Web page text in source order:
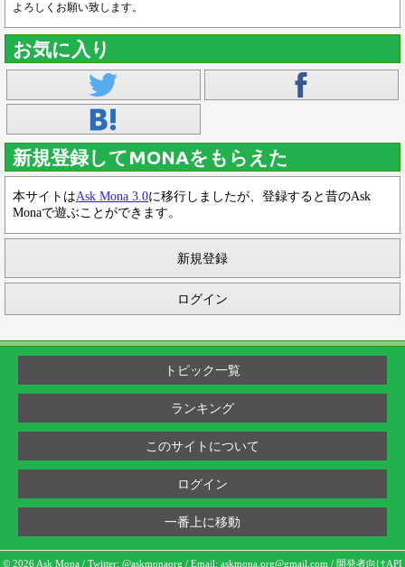
よろしくお願い致します。
お気に入り
新規登録してMONAをもらえた
本サイトはAsk Mona 3.0に移行しましたが、登録すると昔のAsk
Monaで遊ぶことができます。
新規登録
ログイン
トピック一覧
ランキング
このサイトについて
ログイン
一番上に移動
© 2026 Ask Mona / Twitter: @askmonaorg / Email: askmona.org@gmail.com / 開発者向けAPI